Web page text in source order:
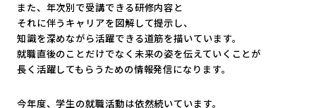
また、年次別で受講できる研修内容と
それに伴うキャリアを図解して提示し、
知識を深めながら活躍できる道筋を描いています。
就職直後のことだけでなく未来の姿を伝えていくことが
長く活躍してもらうための情報発信になります。
今年度、学生の就職活動は依然続いています。